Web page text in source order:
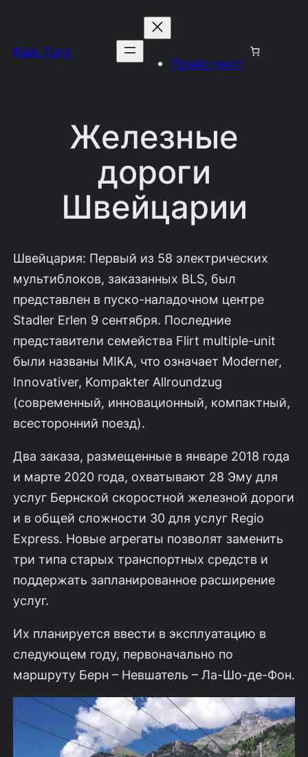
содержимому
Rails Torg
Прайс-лист
Железные
дороги
Швейцарии
Швейцария: Первый из 58 электрических
мультиблоков, заказанных BLS, был
представлен в пуско-наладочном центре
Stadler Erlen 9 сентября. Последние
представители семейства Flirt multiple-unit
были названы MIKA, что означает Moderner,
Innovativer, Kompakter Allroundzug
(современный, инновационный, компактный,
всесторонний поезд).
Два заказа, размещенные в январе 2018 года
и марте 2020 года, охватывают 28 Эму для
услуг Бернской скоростной железной дороги
и в общей сложности 30 для услуг Regio
Express. Новые агрегаты позволят заменить
три типа старых транспортных средств и
поддержать запланированное расширение
услуг.
Их планируется ввести в эксплуатацию в
следующем году, первоначально по
маршруту Берн – Невшатель – Ла-Шо-де-Фон.